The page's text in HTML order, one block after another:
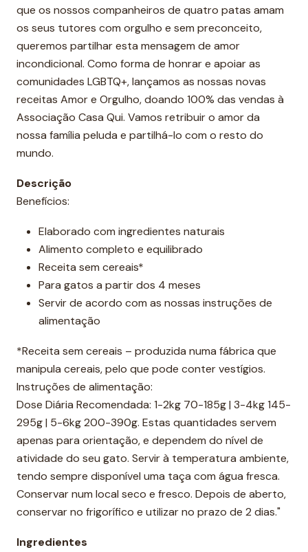
que os nossos companheiros de quatro patas amam
os seus tutores com orgulho e sem preconceito,
queremos partilhar esta mensagem de amor
incondicional. Como forma de honrar e apoiar as
comunidades LGBTQ+, lançamos as nossas novas
receitas Amor e Orgulho, doando 100% das vendas à
Associação Casa Qui. Vamos retribuir o amor da
nossa família peluda e partilhá-lo com o resto do
mundo.
Descrição
Benefícios:
Elaborado com ingredientes naturais
Alimento completo e equilibrado
Receita sem cereais*
Para gatos a partir dos 4 meses
Servir de acordo com as nossas instruções de
alimentação
*Receita sem cereais – produzida numa fábrica que
manipula cereais, pelo que pode conter vestígios.
Instruções de alimentação:
Dose Diária Recomendada: 1-2kg 70-185g | 3-4kg 145-
295g | 5-6kg 200-390g. Estas quantidades servem
apenas para orientação, e dependem do nível de
atividade do seu gato. Servir à temperatura ambiente,
tendo sempre disponível uma taça com água fresca.
Conservar num local seco e fresco. Depois de aberto,
conservar no frigorífico e utilizar no prazo de 2 dias."
Ingredientes